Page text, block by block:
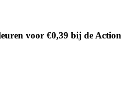
voor €0,39 bij de Action